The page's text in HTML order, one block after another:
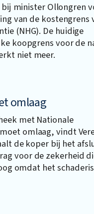
bij minister Ollongren
van de kostengrens
(NHG). De huidige
koopgrens voor de
niet meer.
omlaag
met Nationale
omlaag, vindt
de koper bij het
voor de zekerheid
omdat het